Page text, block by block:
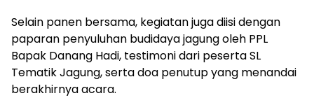
Selain panen bersama, kegiatan juga diisi dengan
paparan penyuluhan budidaya jagung oleh PPL
Bapak Danang Hadi, testimoni dari peserta SL
Tematik Jagung, serta doa penutup yang menandai
berakhirnya acara.